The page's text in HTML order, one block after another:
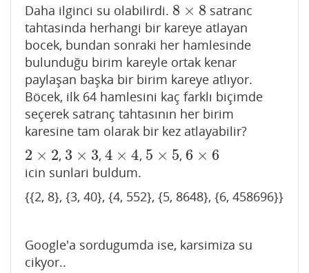
Daha ilginci su olabilirdi. 8 × 8
8×8
satranc
tahtasinda herhangi bir kareye atlayan
bocek, bundan sonraki her hamlesinde
bulunduğu birim kareyle ortak kenar
paylaşan başka bir birim kareye atlıyor.
Böcek, ilk 64 hamlesini kaç farklı biçimde
seçerek satranç tahtasının her birim
karesine tam olarak bir kez atlayabilir?
2 × 2
2 ×2 , 3 × 3
3×3 ,4 × 4
4×4 , 5 × 5
5×5 , 6 × 6
6×6
icin sunlari buldum.
{{2, 8}, {3, 40}, {4, 552}, {5, 8648}, {6, 458696}}
Google'a sordugumda ise, karsimiza su
cikyor..